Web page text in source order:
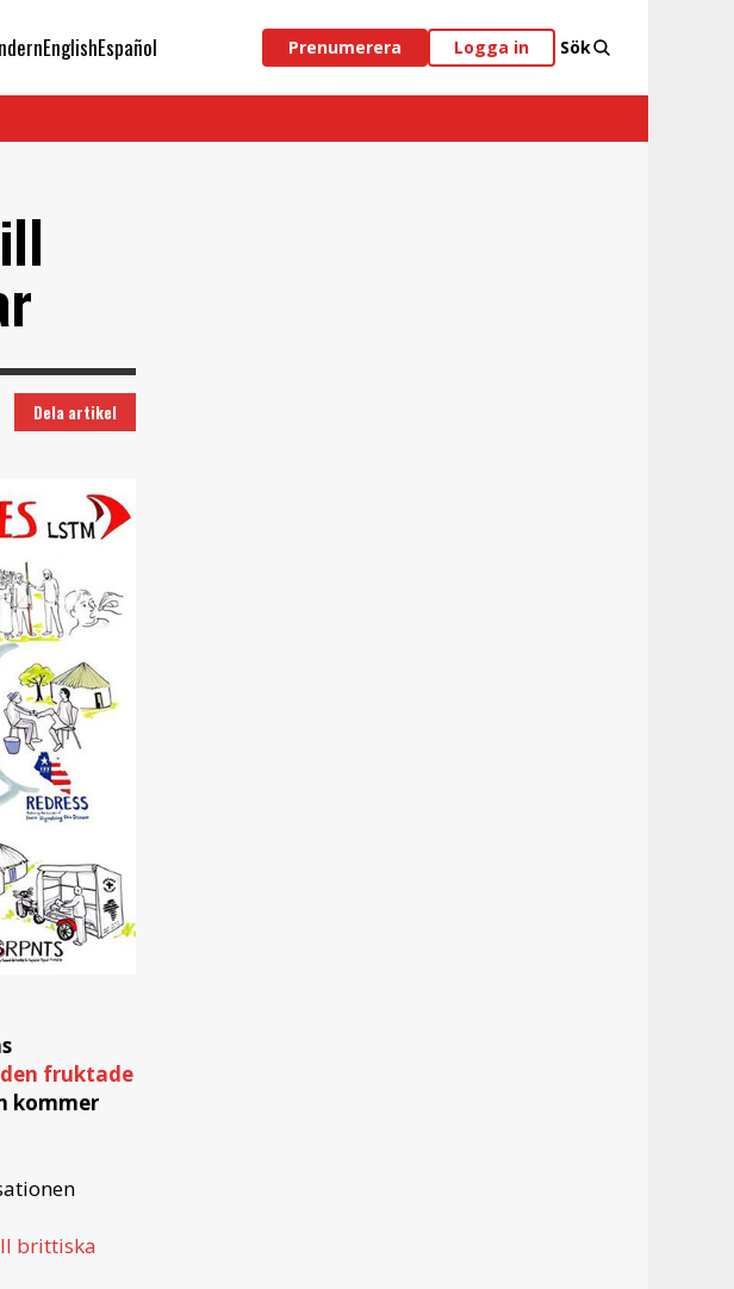
EnglishEspañol Prenumerera Logga in Sök
Dela artikel
den fruktade
kommer
brittiska